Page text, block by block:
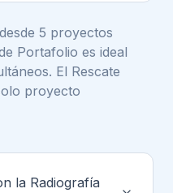
5 proyectos
Portafolio es ideal
El Rescate
proyecto
la Radiografía